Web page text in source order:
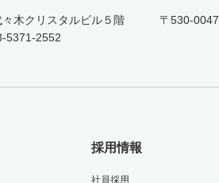
々木クリスタルビル５階
5371-2552
〒530-0047
採用情報
社員採用